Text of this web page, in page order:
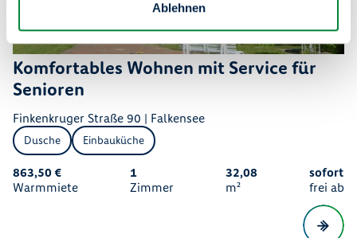
Ablehnen
Komfortables Wohnen mit Service für
Senioren
Finkenkruger Straße 90 | Falkensee
Dusche Einbauküche
863,50 €
Warmmiete
1
Zimmer
32,08
m²
sofort
frei ab